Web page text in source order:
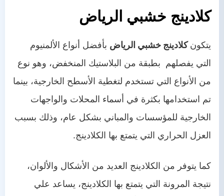
كلادينج خشبي الرياض
يتكونكلادينج خشبي الرياض بأفضل أنواع الألمنيوم
التي يفصلهم بطبقة من البلاستيك المنخفض، وهو نوع
من الأنواع التي تستخدم لتغطية الأسطح الخارجية، بينما
تم استخدامها بكثرة في أسماء المحلات والواجهات
الخارجية للمؤسسات والمباني بشكل عام، وذلك بسبب
العزل الحراري التي يتمتع بها الكلادينج.
كما يتوفر من الكلادينج العديد من الأشكال والألوان،
نتيجة المرونة التي يتمتع بها الكلادينج، يساعد علي